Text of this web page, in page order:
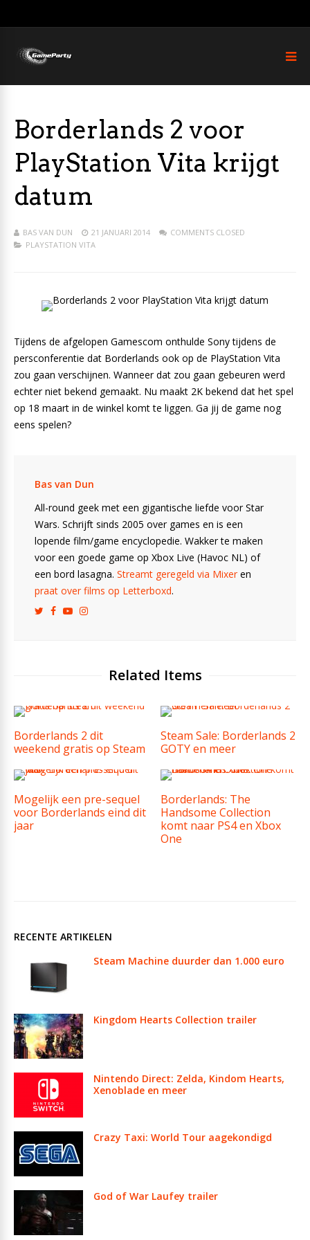
Borderlands 2 voor
PlayStation Vita krijgt
datum
BAS VAN DUN 21 JANUARI 2014
COMMENTS CLOSED
PLAYSTATION VITA
Tijdens de afgelopen Gamescom onthulde Sony tijdens de
persconferentie dat Borderlands ook op de PlayStation Vita
zou gaan verschijnen. Wanneer dat zou gaan gebeuren werd
echter niet bekend gemaakt. Nu maakt 2K bekend dat het spel
op 18 maart in de winkel komt te liggen. Ga jij de game nog
eens spelen?
Bas van Dun
All-round geek met een gigantische liefde voor Star
Wars. Schrijft sinds 2005 over games en is een
lopende film/game encyclopedie. Wakker te maken
voor een goede game op Xbox Live (Havoc NL) of
een bord lasagna. Streamt geregeld via Mixeren
praat over films op Letterboxd.
Related Items
Borderlands 2 dit
weekend gratis op Steam
Steam Sale: Borderlands 2
GOTY en meer
Mogelijk een pre-sequel
voor Borderlands eind dit
jaar
Borderlands: The
Handsome Collection
komt naar PS4 en Xbox
One
RECENTE ARTIKELEN
Steam Machine duurder dan 1.000 euro
Kingdom Hearts Collection trailer
Nintendo Direct: Zelda, Kindom Hearts,
Xenoblade en meer
Crazy Taxi: World Tour aagekondigd
God of War Laufey trailer